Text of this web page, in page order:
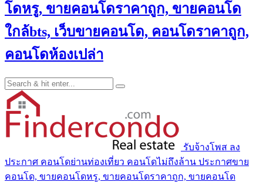
โดหรู, ขายคอนโดราคาถูก, ขายคอนโด
ใกล้bts, เว็บขายคอนโด, คอนโดราคาถูก,
คอนโดห้องเปล่า
รับจ้างโพส ลง
ประกาศ คอนโดย่านท่องเที่ยว คอนโดไม่ถึงล้าน ประกาศขาย
คอนโด, ขายคอนโดหรู, ขายคอนโดราคาถูก, ขายคอนโด